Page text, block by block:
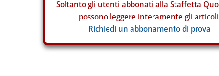
Soltanto gli utenti abbonati alla Staffetta
possono leggere interamente gli
Richiedi un abbonamento di prova